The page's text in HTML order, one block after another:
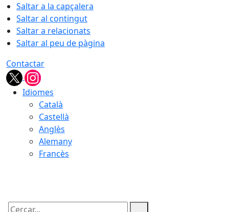
Saltar a la capçalera
Saltar al contingut
Saltar a relacionats
Saltar al peu de pàgina
Contactar
Idiomes
Català
Castellà
Anglès
Alemany
Francès